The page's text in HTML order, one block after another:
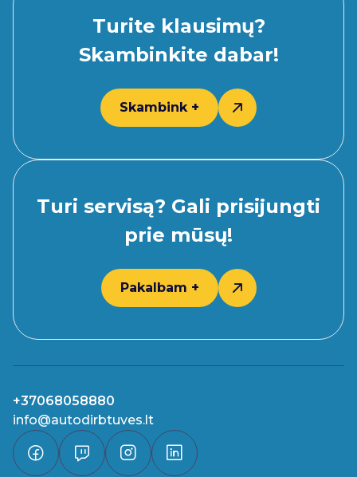
Turite klausimų?
Skambinkite dabar!
Skambink +
Turi servisą? Gali prisijungti
prie mūsų!
Pakalbam +
+37068058880
info@autodirbtuves.lt